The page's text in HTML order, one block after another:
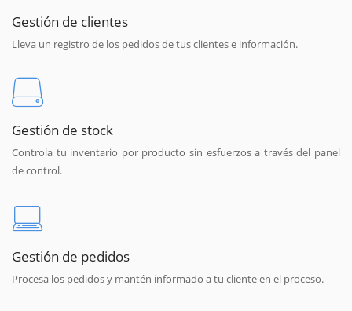
Gestión de clientes
Lleva un registro de los pedidos de tus clientes e información.
Gestión de stock
Controla tu inventario por producto sin esfuerzos a través del panel
de control.
Gestión de pedidos
Procesa los pedidos y mantén informado a tu cliente en el proceso.